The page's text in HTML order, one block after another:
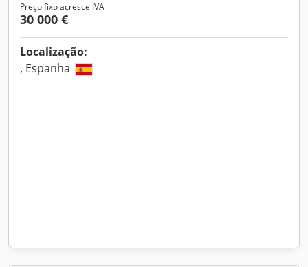
Preço fixo acresce IVA
30 000 €
Localização:
, Espanha